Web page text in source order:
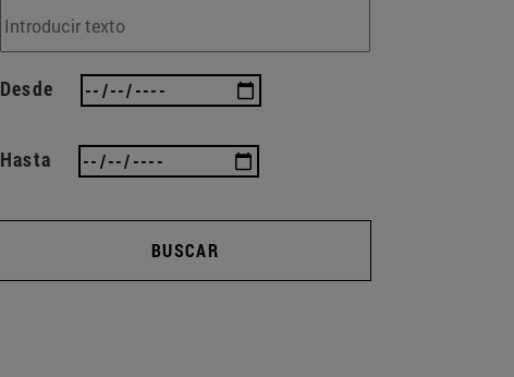
Desde
Hasta
BUSCAR